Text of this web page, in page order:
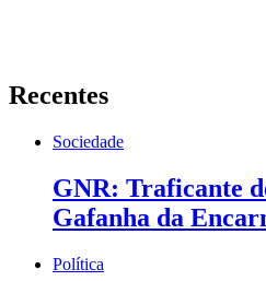
Recentes
Sociedade
GNR: Traficante
Gafanha da
Política